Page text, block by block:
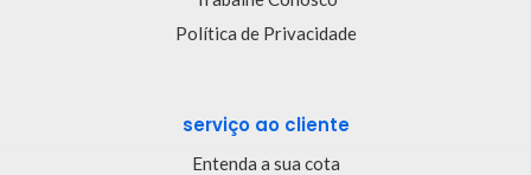
Política de Privacidade
serviço ao cliente
Entenda a sua cota